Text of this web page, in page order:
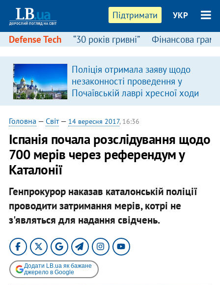
Підтримати УКР
Defense Tech “30 років гривні” Фінансова
Поліція отримала заяву щодо
незаконності проведення у
Почаївській лаврі хресної ходи
Головна — Світ— 14 вересня 2017, 16:36
Іспанія почала розслідування щодо
700 мерів через референдум у
Каталонії
Генпрокурор наказав каталонській поліції
проводити затримання мерів, котрі не
з'являться для надання свідчень.
Додати LB.ua як бажане
джерело в Google